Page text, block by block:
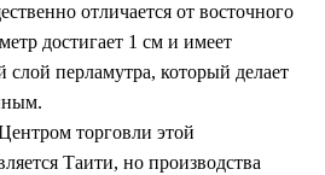
отличается от восточного
достигает 1 см и имеет
перламутра, который делает
торговли этой
Таити, но производства